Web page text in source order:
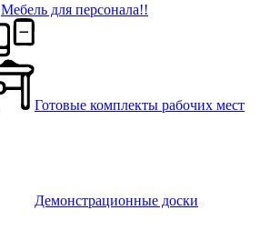
Мебель для персонала!!
Готовые комплекты рабочих мест
Демонстрационные доски